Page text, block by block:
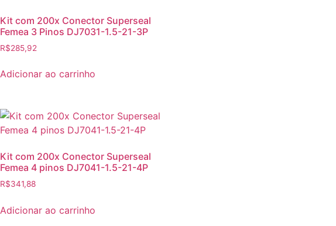
Kit com 200x Conector Superseal
Femea 3 Pinos DJ7031-1.5-21-3P
R$285,92
Adicionar ao carrinho
Kit com 200x Conector Superseal
Femea 4 pinos DJ7041-1.5-21-4P
R$341,88
Adicionar ao carrinho